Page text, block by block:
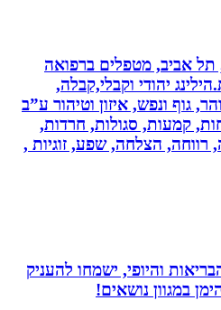
מטפלים ברפואה
יהודי וקבלי,קבלה,
ונפש, איזון וטיהור ע”ב
סגולות, חרדות,
הצלחה, שפע, זוגיות ,
והיופי, ישמחו להעניק
נושאים!